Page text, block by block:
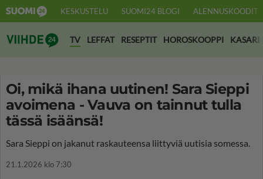
KESKUSTELU SUOMI24 BLOGI ALENNUSKOODIT
Suomi24 Viihde
TV LEFFAT RESEPTIT HOROSKOOPPI KASARI
Oi, mikä ihana uutinen! Sara Sieppi
avoimena - Vauva on tainnut tulla
tässä isäänsä!
Sara Sieppi on jakanut raskauteensa liittyviä uutisia somessa.
21.1.2026 klo 7:30